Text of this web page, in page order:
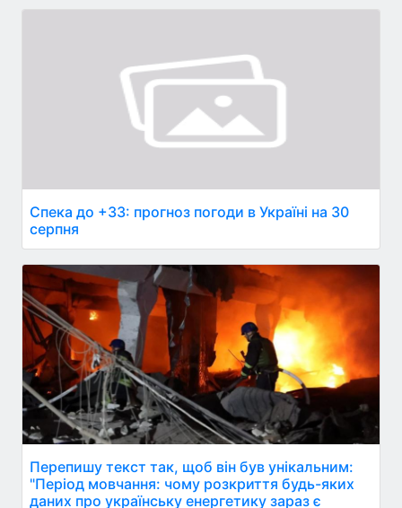
Спека до +33: прогноз погоди в Україні на 30
серпня
Перепишу текст так, щоб він був унікальним:
"Період мовчання: чому розкриття будь-яких
даних про українську енергетику зараз є